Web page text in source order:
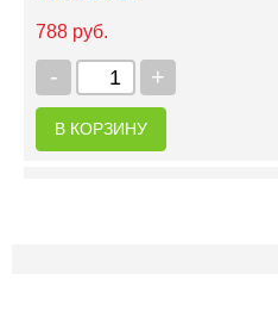
788 руб.
+
-
В КОРЗИНУ